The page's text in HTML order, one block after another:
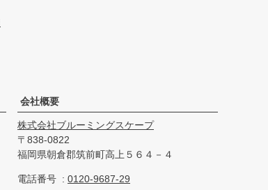
会社概要
株式会社ブルーミングスケープ
838-0822
福岡県朝倉郡筑前町高上５６４－４
電話番号
0120-9687-29